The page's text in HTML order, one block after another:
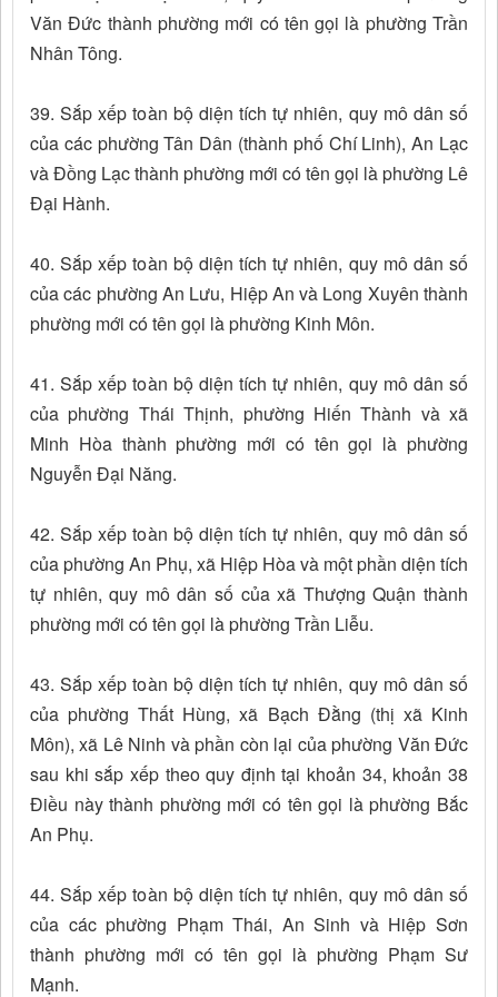
Văn Đức thành phường mới có tên gọi là phường Trần
Nhân Tông.
39. Sắp xếp toàn bộ diện tích tự nhiên, quy mô dân số
của các phường Tân Dân (thành phố Chí Linh), An Lạc
và Đồng Lạc thành phường mới có tên gọi là phường Lê
Đại Hành.
40. Sắp xếp toàn bộ diện tích tự nhiên, quy mô dân số
của các phường An Lưu, Hiệp An và Long Xuyên thành
phường mới có tên gọi là phường Kinh Môn.
41. Sắp xếp toàn bộ diện tích tự nhiên, quy mô dân số
của phường Thái Thịnh, phường Hiến Thành và xã
Minh Hòa thành phường mới có tên gọi là phường
Nguyễn Đại Năng.
42. Sắp xếp toàn bộ diện tích tự nhiên, quy mô dân số
của phường An Phụ, xã Hiệp Hòa và một phần diện tích
tự nhiên, quy mô dân số của xã Thượng Quận thành
phường mới có tên gọi là phường Trần Liễu.
43. Sắp xếp toàn bộ diện tích tự nhiên, quy mô dân số
của phường Thất Hùng, xã Bạch Đằng (thị xã Kinh
Môn), xã Lê Ninh và phần còn lại của phường Văn Đức
sau khi sắp xếp theo quy định tại khoản 34, khoản 38
Điều này thành phường mới có tên gọi là phường Bắc
An Phụ.
44. Sắp xếp toàn bộ diện tích tự nhiên, quy mô dân số
của các phường Phạm Thái, An Sinh và Hiệp Sơn
thành phường mới có tên gọi là phường Phạm Sư
Mạnh.